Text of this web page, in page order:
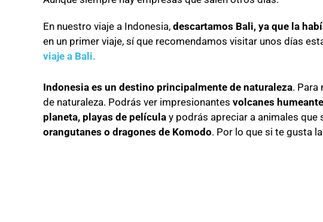
En nuestro viaje a Indonesia, descartamos Bali, ya que la
en un primer viaje, sí que recomendamos visitar unos días
viaje a Bali.
Indonesia es un destino principalmente de naturaleza. Para
de naturaleza. Podrás ver impresionantes volcanes
planeta, playas de película y podrás apreciar a animales que
orangutanes o dragones de Komodo. Por lo que si te gusta